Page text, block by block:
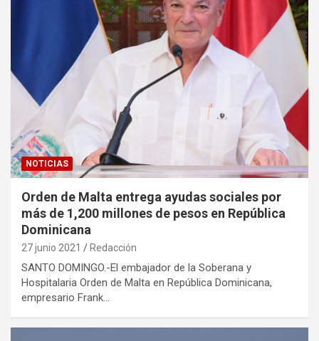
NOTICIAS
Orden de Malta entrega ayudas sociales por
más de 1,200 millones de pesos en República
Dominicana
27 junio 2021 Redacción
SANTO DOMINGO.-El embajador de la Soberana y
Hospitalaria Orden de Malta en República Dominicana,
empresario Frank…